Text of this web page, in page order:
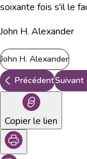
soixante fois s'il le
John H. Alexander
John H. Alexander
PrécédentSuivant
Copier le lien